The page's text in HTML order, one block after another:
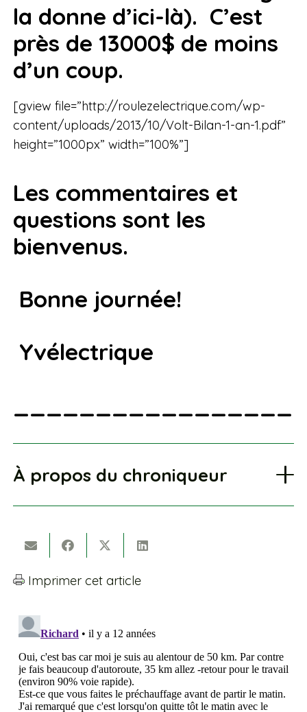
la donne d’ici-là). C’est
près de 13000$ de moins
d’un coup.
[gview file=”http://roulezelectrique.com/wp-
content/uploads/2013/10/Volt-Bilan-1-an-1.pdf”
height=”1000px” width=”100%”]
Les commentaires et
questions sont les
bienvenus.
Bonne journée!
Yvélectrique
À propos du chroniqueur
Imprimer cet article